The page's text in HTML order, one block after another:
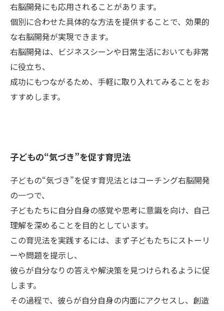
右脳開発にも応用されることがあります。
個別に合わせた具体的な方法を提供することで、効果的
な右脳開発が実現できます。
右脳開発は、ビジネスシーンや日常生活においても非常
に役立ち、
成功にもつながるため、手軽に取り入れてみることをお
すすめします。
子どもの“気づき”を促す育児法
子どもの“気づき”を促す育児法とはコーチング右脳開発
の一つで、
子どもたちに自分自身の感覚や思考に意識を向け、自己
理解を深めることを目的としています。
この育児法を実践するには、まず子どもたちにストーリ
ーや問題を提示し、
彼らが自分なりの答えや解決策を見つけられるように促
します。
その過程で、彼らが自分自身の内面にアクセスし、創造